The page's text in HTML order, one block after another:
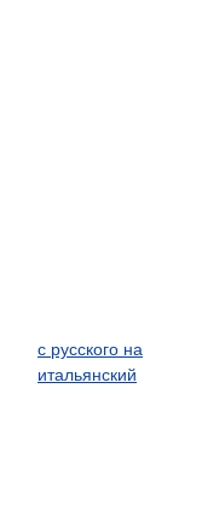
с русского на
итальянский